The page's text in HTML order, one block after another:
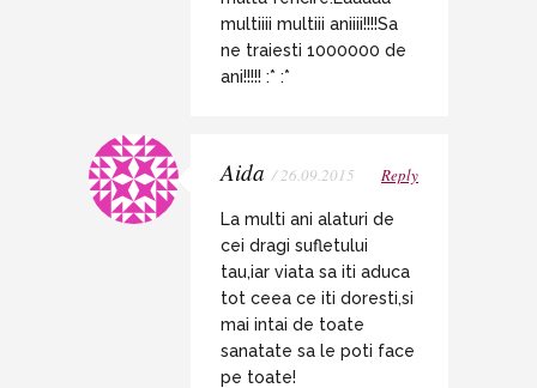
multiiii multiii aniiii!!!!Sa
ne traiesti 1000000 de
ani!!!!! :* :*
Aida / 26.09.2015 Reply
La multi ani alaturi de
cei dragi sufletului
tau,iar viata sa iti aduca
tot ceea ce iti doresti,si
mai intai de toate
sanatate sa le poti face
pe toate!